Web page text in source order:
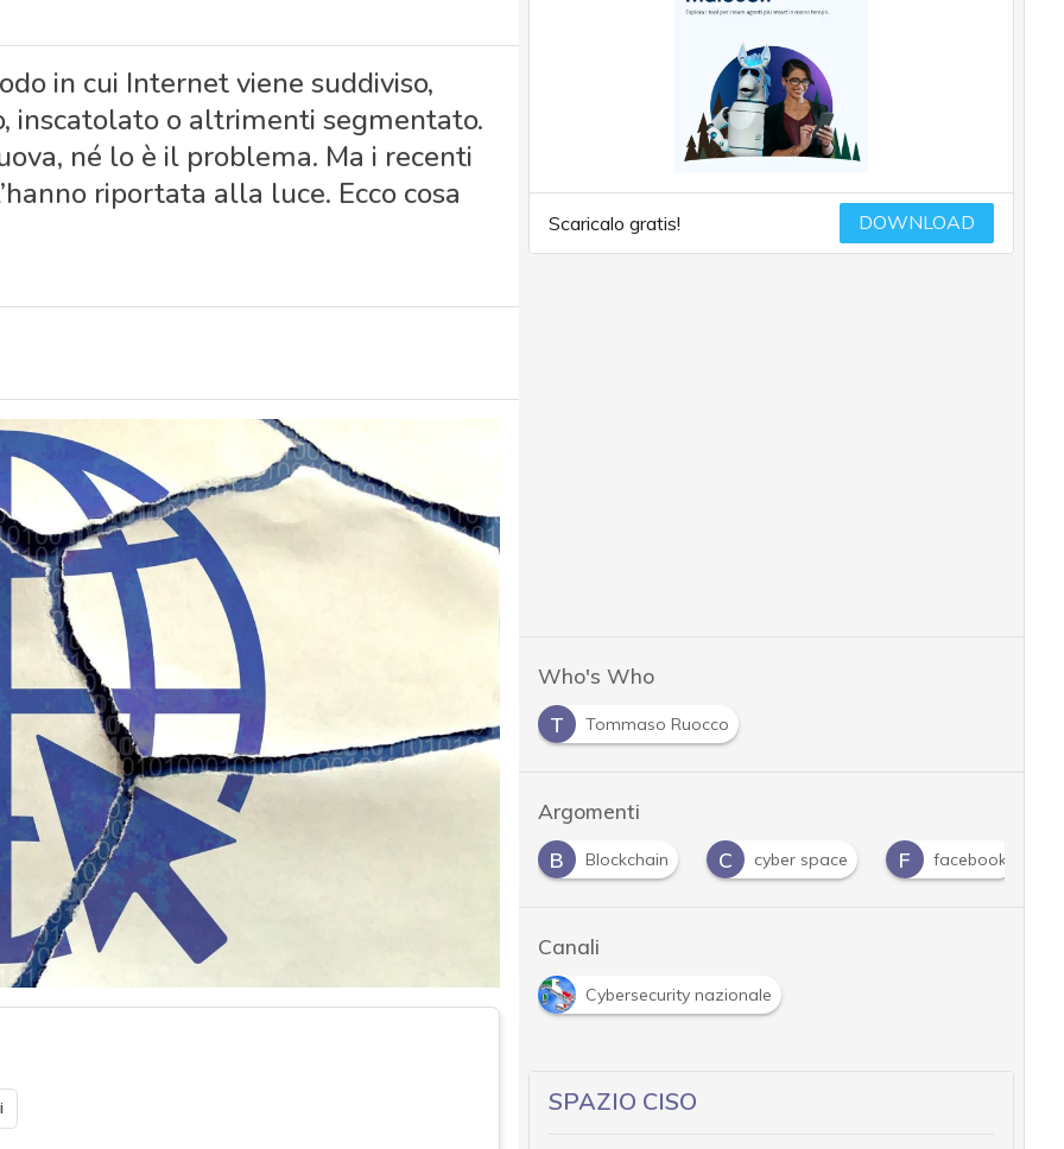
in cui Internet viene suddiviso,
inscatolato o altrimenti segmentato.
né lo è il problema. Ma i recenti
riportata alla luce. Ecco cosa
Scaricalo gratis! DOWNLOAD
Who's Who
T
Tommaso Ruocco
Argomenti
Blockchain C cyber space F facebook
Canali
Cybersecurity nazionale
SPAZIO CISO